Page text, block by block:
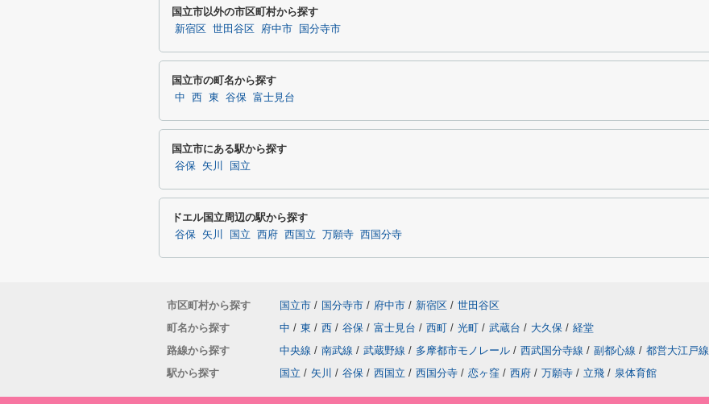
国立市以外の市区町村から探す
新宿区 世田谷区 府中市 国分寺市
国立市の町名から探す
中 西 東 谷保 富士見台
国立市にある駅から探す
谷保 矢川 国立
ドエル国立周辺の駅から探す
谷保 矢川 国立 西府 西国立 万願寺 西国分寺
市区町村から探す 国立市 / 国分寺市 / 府中市 / 新宿区 / 世田谷区
町名から探す
中 / 東 / 西 / 谷保 / 富士見台 / 西町 / 光町 / 武蔵台 / 大久保 / 経堂
路線から探す
中央線 / 南武線 / 武蔵野線 / 多摩都市モノレール / 西武国分寺線 / 副都心線 / 都営大江戸線
駅から探す
国立 / 矢川 / 谷保 / 西国立 / 西国分寺 / 恋ヶ窪 / 西府 / 万願寺 / 立飛 / 泉体育館